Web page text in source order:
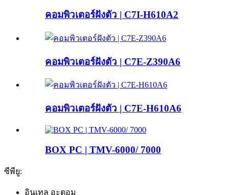
คอมพิวเตอร์ฝังตัว | C7I-H610A2
คอมพิวเตอร์ฝังตัว | C7E-Z390A6
คอมพิวเตอร์ฝังตัว | C7E-H610A6
BOX PC | TMV-6000/ 7000
ซีพียู:
อินเทล อะตอม